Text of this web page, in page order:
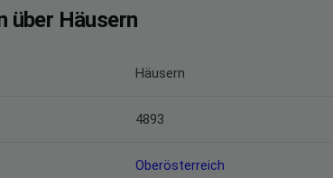
über Häusern
Häusern
4893
Oberösterreich